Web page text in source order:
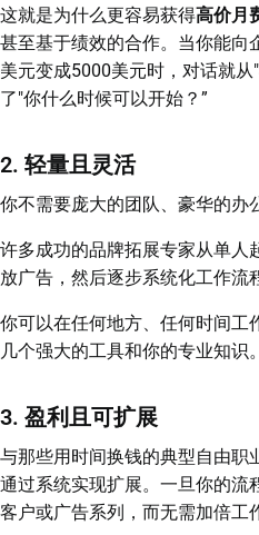
这就是为什么更容易获得高价月
甚至基于绩效的合作。当你能向
美元变成5000美元时，对话就
了"你什么时候可以开始？”
2. 轻量且灵活
你不需要庞大的团队、豪华的办
许多成功的品牌拓展专家从单人
放广告，然后逐步系统化工作流
你可以在任何地方、任何时间工
几个强大的工具和你的专业知识。
3. 盈利且可扩展
与那些用时间换钱的典型自由职
通过系统实现扩展。一旦你的流
客户或广告系列，而无需加倍工